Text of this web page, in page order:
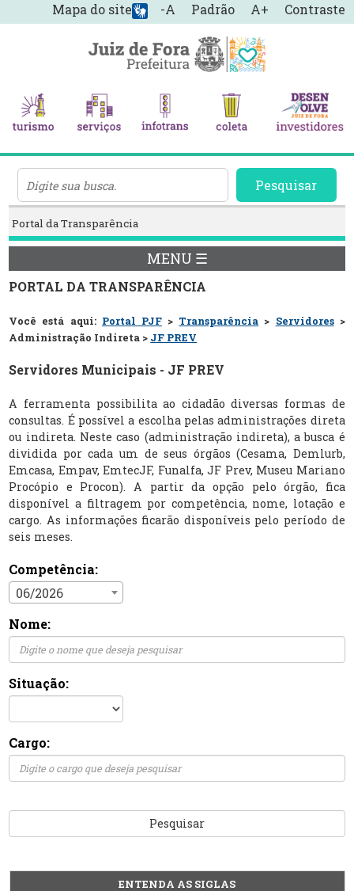
-A Padrão A+ Contraste
Mapa do site
Pesquisar
Portal da Transparência
MENU ☰
PORTAL DA TRANSPARÊNCIA
Você está aqui: Portal PJF> Transparência > Servidores>
Administração Indireta > JF PREV
Servidores Municipais - JF PREV
A ferramenta possibilita ao cidadão diversas formas de
consultas. É possível a escolha pelas administrações direta
ou indireta. Neste caso (administração indireta), a busca é
dividida por cada um de seus órgãos (Cesama, Demlurb,
Emcasa, Empav, EmtecJF, Funalfa, JF Prev, Museu Mariano
Procópio e Procon). A partir da opção pelo órgão, fica
disponível a filtragem por competência, nome, lotação e
cargo. As informações ficarão disponíveis pelo período de
seis meses.
Competência:
06/2026
Nome:
Situação:
Cargo:
Pesquisar
ENTENDA AS SIGLAS